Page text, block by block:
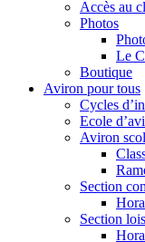
Accès au
Photos
Le
Boutique
Aviron pour tous
Cycles
Ecole
Aviron
Section
Section